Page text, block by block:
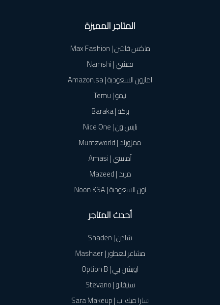
المتاجر المميزة
ماكس فاشن | Max Fashion
نمشي | Namshi
امازون السعودية | Amazon.sa
تيمو | Temu
بركة | Baraka
نايس ون | Nice One
ممزورلد | Mumzworld
أماسي | Amasi
مزيد | Mazeed
نون السعودية | Noon KSA
أحدث المتاجر
شادن | Shaden
مشاعر للعطور | Mashaer
اوبشن بي | Option B
ستيفانو | Stevano
سارا ميك اب | Sara Makeup